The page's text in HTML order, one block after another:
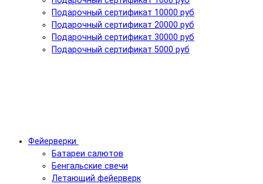
Подарочный сертификат 10000 руб
Подарочный сертификат 20000 руб
Подарочный сертификат 30000 руб
Подарочный сертификат 5000 руб
Фейерверки
Батареи салютов
Бенгальские свечи
Летающий фейерверк